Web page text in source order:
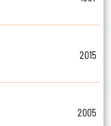
2015
2005